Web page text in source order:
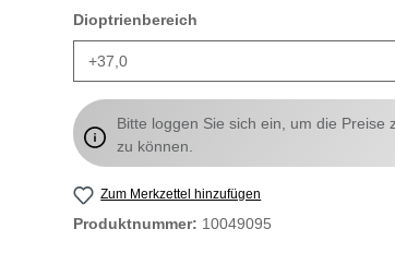
Dioptrienbereich
Bitte loggen Sie sich ein, um die Preise
zu können.
Zum Merkzettel hinzufügen
Produktnummer: 10049095